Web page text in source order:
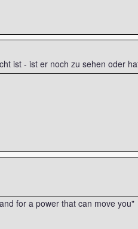
ist - ist er noch zu sehen oder
for a power that can move you"